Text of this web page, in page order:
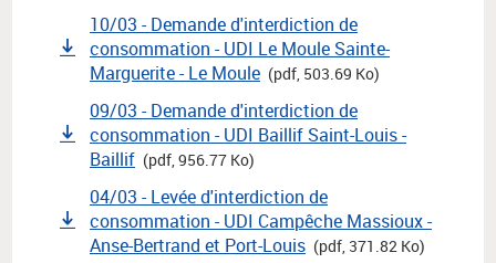
10/03 - Demande d'interdiction de
consommation - UDI Le Moule Sainte-
Marguerite - Le Moule (pdf, 503.69 Ko)
09/03 - Demande d'interdiction de
consommation - UDI Baillif Saint-Louis -
Baillif (pdf, 956.77 Ko)
04/03 - Levée d'interdiction de
consommation - UDI Campêche Massioux -
Anse-Bertrand et Port-Louis (pdf, 371.82 Ko)